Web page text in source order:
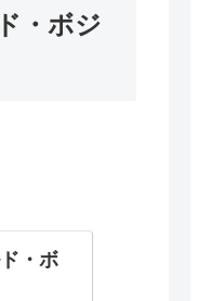
・ボジ
・ボ